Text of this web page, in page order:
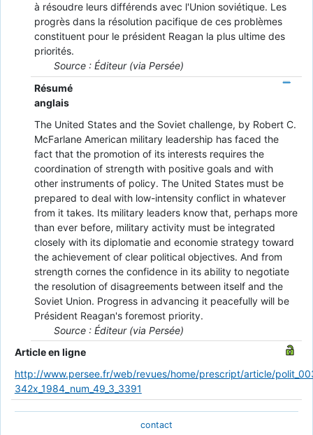
à résoudre leurs différends avec l'Union soviétique. Les
progrès dans la résolution pacifique de ces problèmes
constituent pour le président Reagan la plus ultime des
priorités.
Source : Éditeur (via Persée)
Résumé
anglais
The United States and the Soviet challenge, by Robert C.
McFarlane American military leadership has faced the
fact that the promotion of its interests requires the
coordination of strength with positive goals and with
other instruments of policy. The United States must be
prepared to deal with low-intensity conflict in whatever
from it takes. Its military leaders know that, perhaps more
than ever before, military activity must be integrated
closely with its diplomatie and economie strategy toward
the achievement of clear political objectives. And from
strength cornes the confidence in its ability to negotiate
the resolution of disagreements between itself and the
Soviet Union. Progress in advancing it peacefully will be
Président Reagan's foremost priority.
Source : Éditeur (via Persée)
Article en ligne
http://www.persee.fr/web/revues/home/prescript/article/
342x_1984_num_49_3_3391
contact